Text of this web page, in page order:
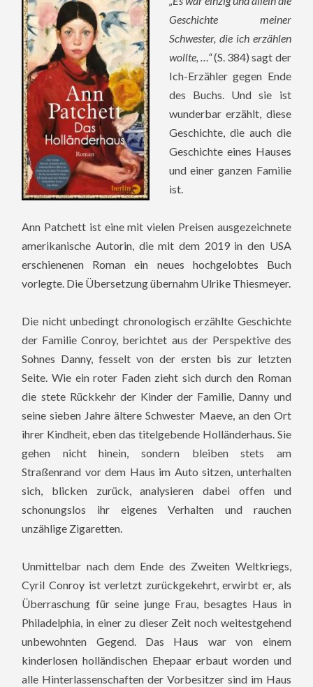
Geschichte meiner
Schwester, die ich erzählen
wollte, …“(S. 384) sagt der
Ich-Erzähler gegen Ende
des Buchs. Und sie ist
wunderbar erzählt, diese
Geschichte, die auch die
Geschichte eines Hauses
und einer ganzen Familie
ist.
Ann Patchett ist eine mit vielen Preisen ausgezeichnete
amerikanische Autorin, die mit dem 2019 in den USA
erschienenen Roman ein neues hochgelobtes Buch
vorlegte. Die Übersetzung übernahm Ulrike Thiesmeyer.
Die nicht unbedingt chronologisch erzählte Geschichte
der Familie Conroy, berichtet aus der Perspektive des
Sohnes Danny, fesselt von der ersten bis zur letzten
Seite. Wie ein roter Faden zieht sich durch den Roman
die stete Rückkehr der Kinder der Familie, Danny und
seine sieben Jahre ältere Schwester Maeve, an den Ort
ihrer Kindheit, eben das titelgebende Holländerhaus. Sie
gehen nicht hinein, sondern bleiben stets am
Straßenrand vor dem Haus im Auto sitzen, unterhalten
sich, blicken zurück, analysieren dabei offen und
schonungslos ihr eigenes Verhalten und rauchen
unzählige Zigaretten.
Unmittelbar nach dem Ende des Zweiten Weltkriegs,
Cyril Conroy ist verletzt zurückgekehrt, erwirbt er, als
Überraschung für seine junge Frau, besagtes Haus in
Philadelphia, in einer zu dieser Zeit noch weitestgehend
unbewohnten Gegend. Das Haus war von einem
kinderlosen holländischen Ehepaar erbaut worden und
alle Hinterlassenschaften der Vorbesitzer sind im Haus